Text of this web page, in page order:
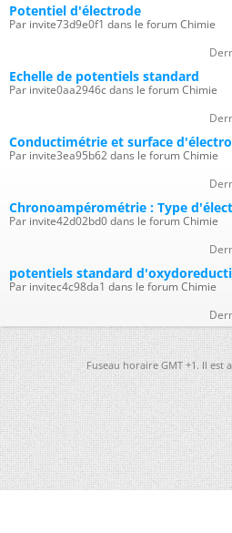
Potentiel d'électrode
Par invite73d9e0f1 dans le forum Chimie
Echelle de potentiels standard
Par invite0aa2946c dans le forum Chimie
Conductimétrie et surface
Par invite3ea95b62 dans le forum Chimie
Chronoampérométrie : Type
Par invite42d02bd0 dans le forum Chimie
potentiels standard
Par invitec4c98da1 dans le forum Chimie
Fuseau horaire GMT +1. Il est